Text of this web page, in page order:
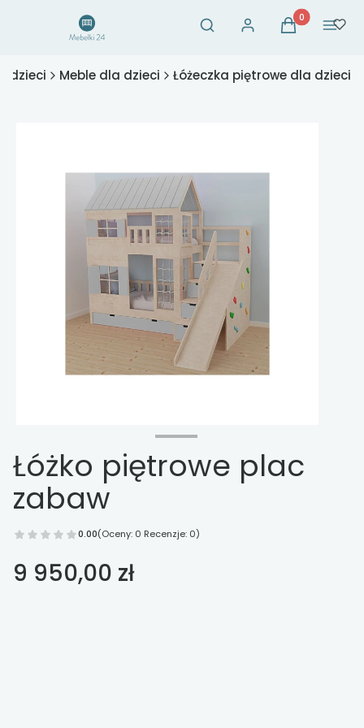
Otwórz wyszukiwarkę
Szukaj Zaloguj sięProdukty w
Koszyk Menu
dzieci Meble dla dzieci Łóżeczka piętrowe dla dzieci
Łóżko piętrowe plac
zabaw
0.00(Oceny: 0 Recenzje: 0)
Cena
9 950,00 zł